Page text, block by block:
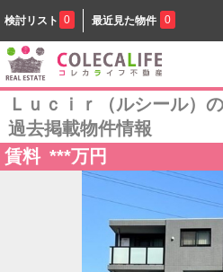
検討リスト 0 最近見た物件 0
Ｌｕｃｉｒ（ルシール）
過去掲載物件情報
賃料 ***万円